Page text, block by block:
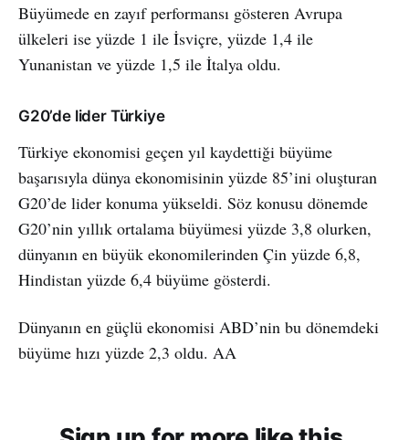
Büyümede en zayıf performansı gösteren Avrupa
ülkeleri ise yüzde 1 ile İsviçre, yüzde 1,4 ile
Yunanistan ve yüzde 1,5 ile İtalya oldu.
G20’de lider Türkiye
Türkiye ekonomisi geçen yıl kaydettiği büyüme
başarısıyla dünya ekonomisinin yüzde 85’ini oluşturan
G20’de lider konuma yükseldi. Söz konusu dönemde
G20’nin yıllık ortalama büyümesi yüzde 3,8 olurken,
dünyanın en büyük ekonomilerinden Çin yüzde 6,8,
Hindistan yüzde 6,4 büyüme gösterdi.
Dünyanın en güçlü ekonomisi ABD’nin bu dönemdeki
büyüme hızı yüzde 2,3 oldu. AA